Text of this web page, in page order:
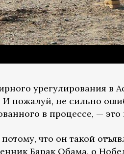
урегулирования в
И пожалуй, не сильно
в процессе, —
что он такой
Барак Обама, о